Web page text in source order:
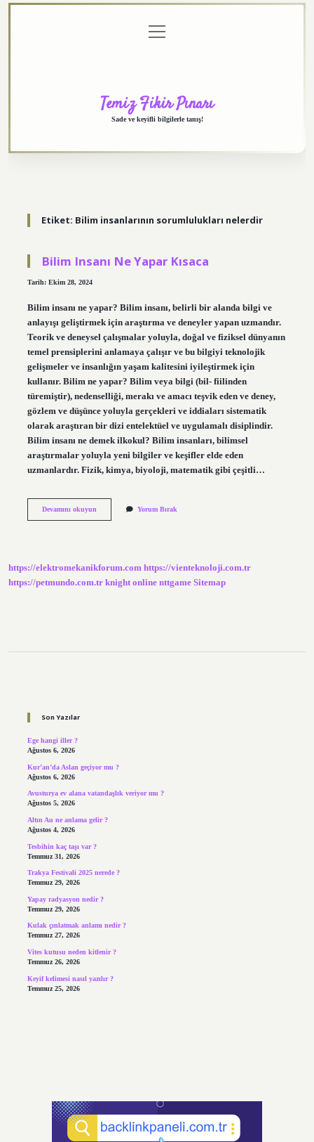
menüyü
aç
Temiz Fikir Pınarı
Sade ve keyifli bilgilerle tanış!
Etiket: Bilim insanlarının sorumlulukları nelerdir
Bilim Insanı Ne Yapar Kısaca
Tarih: Ekim 28, 2024
Bilim insanı ne yapar? Bilim insanı, belirli bir alanda bilgi ve
anlayışı geliştirmek için araştırma ve deneyler yapan uzmandır.
Teorik ve deneysel çalışmalar yoluyla, doğal ve fiziksel dünyanın
temel prensiplerini anlamaya çalışır ve bu bilgiyi teknolojik
gelişmeler ve insanlığın yaşam kalitesini iyileştirmek için
kullanır. Bilim ne yapar? Bilim veya bilgi (bil- fiilinden
türemiştir), nedenselliği, merakı ve amacı teşvik eden ve deney,
gözlem ve düşünce yoluyla gerçekleri ve iddiaları sistematik
olarak araştıran bir dizi entelektüel ve uygulamalı disiplindir.
Bilim insanı ne demek ilkokul? Bilim insanları, bilimsel
araştırmalar yoluyla yeni bilgiler ve keşifler elde eden
uzmanlardır. Fizik, kimya, biyoloji, matematik gibi çeşitli…
Devamını okuyunBilim
Yorum Bırak
https://elektromekanikforum.com https://vienteknoloji.com.tr
https://petmundo.com.tr knight online nttgame Sitemap
Son Yazılar
Ege hangi iller ?
Ağustos 6, 2026
Kur’an’da Aslan geçiyor mu ?
Ağustos 6, 2026
Avusturya ev alana vatandaşlık veriyor mu ?
Ağustos 5, 2026
Altın Au ne anlama gelir ?
Ağustos 4, 2026
Tesbihin kaç taşı var ?
Temmuz 31, 2026
Trakya Festivali 2025 nerede ?
Temmuz 29, 2026
Yapay radyasyon nedir ?
Temmuz 29, 2026
Kulak çınlatmak anlamı nedir ?
Temmuz 27, 2026
Vites kutusu neden kitlenir ?
Temmuz 26, 2026
Keyif kelimesi nasıl yazılır ?
Temmuz 25, 2026